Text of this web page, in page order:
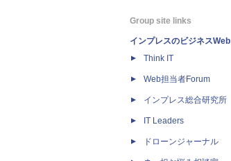
Group site links
インプレスのビジネスWeb
Think IT
Web担当者Forum
インプレス総合研究所
IT Leaders
ドローンジャーナル